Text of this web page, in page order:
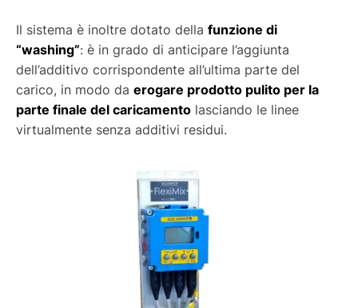
Il sistema è inoltre dotato della funzione di
“washing”: è in grado di anticipare l’aggiunta
dell’additivo corrispondente all’ultima parte del
carico, in modo da erogare prodotto pulito per la
parte finale del caricamento lasciando le linee
virtualmente senza additivi residui.